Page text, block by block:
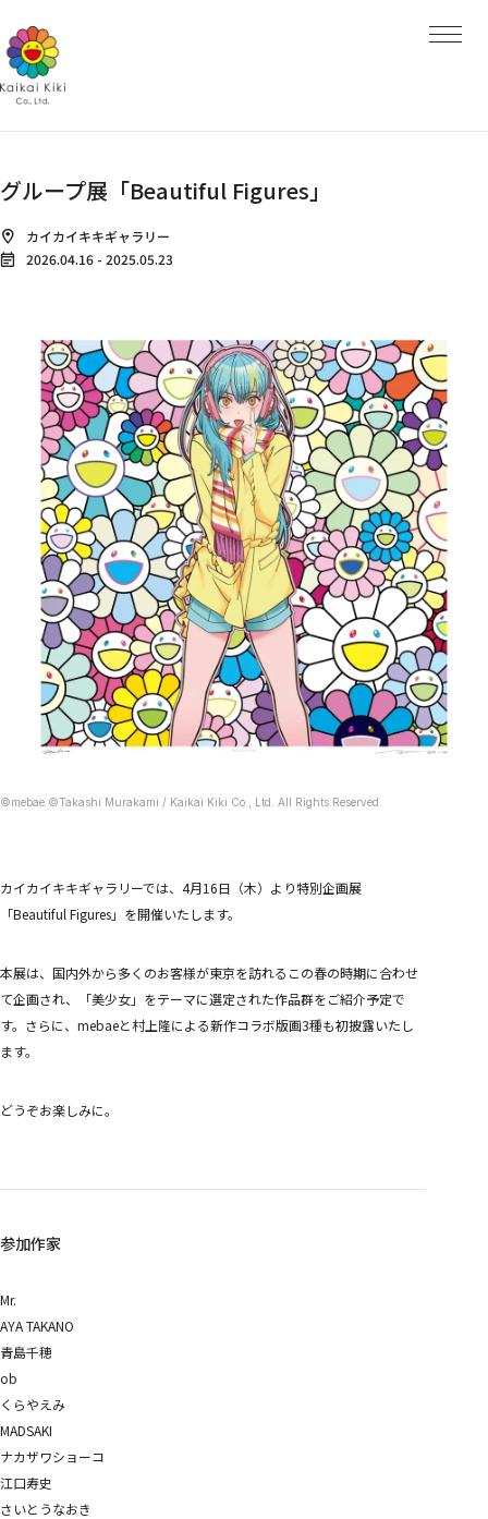
グループ展「Beautiful Figures」
カイカイキキギャラリー
2026.04.16 - 2025.05.23
©mebae ©Takashi Murakami / Kaikai Kiki Co., Ltd. All Rights Reserved.
カイカイキキギャラリーでは、4月16日（木）より特別企画展
「Beautiful Figures」を開催いたします。
本展は、国内外から多くのお客様が東京を訪れるこの春の時期に合わせ
て企画され、「美少女」をテーマに選定された作品群をご紹介予定で
す。さらに、mebaeと村上隆による新作コラボ版画3種も初披露いたし
ます。
どうぞお楽しみに。
参加作家
Mr.
AYA TAKANO
青島千穂
ob
くらやえみ
MADSAKI
ナカザワショーコ
江口寿史
さいとうなおき
NEWS
ARTISTS
ARTISTS TOP
AYA TAKANO
くらやえみ
Mr.
ナカザワショーコ
朋弓
PROJECTS
PROJECTS TOP
GALLERY
Kaikai Kiki Gallery
Hidari Zingaro
Kaikai Kiki Gallery M Cubed
STORES
Tonari no Zingaro
純喫茶ジンガロ
となりの開花堂
囍鵲亭（キジャクテイ）
Kaikai Kiki CARD STATION
ANIME
6HP
FILM
めめめのくらげ
EVENTS
GEISAI
DIGITAL
カイカイキキふるさと納税
村上隆 もののけ 京都 Collectible Trading Card
めめめのくらげ TRADING CARD GAME
COMPANY
COMPANY
CONTACT